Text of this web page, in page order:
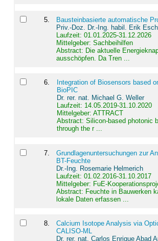
5.
Bausteinbasierte automatische
Priv.-Doz. Dr.-Ing. habil. Erik
Laufzeit: 01.01.2025-31.12.2026
Mittelgeber: Sachbeihilfen
Abstract: Die aktuelle
ausschöpfen. Da Tren ...
6.
Integration of Biosensors based
BioPIC
Dr. rer. nat. Michael G. Weller
Laufzeit: 14.05.2019-31.10.2020
Mittelgeber: ATTRACT
Abstract: Silicon-based photonic
through the r ...
7.
Grundlagenuntersuchungen zur
BT-Feuchte
Dr.-Ing. Rosemarie Helmerich
Laufzeit: 01.02.2016-31.10.2017
Mittelgeber: FuE-
Abstract: Feuchte in Bauwerken
lokale Daten erfassen ...
8.
Calcium Isotope Analysis via
CALISO-ML
Dr. rer. nat. Carlos Enrique Abad